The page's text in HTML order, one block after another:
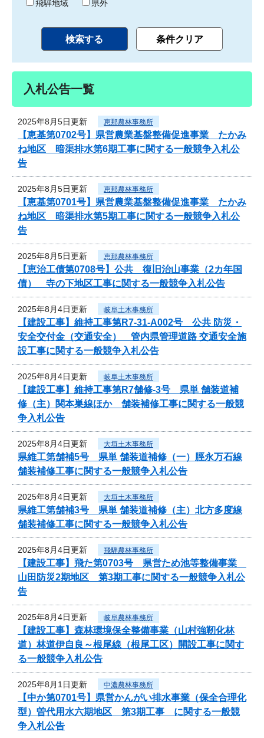
飛騨地域
県外
入札公告一覧
2025年8月5日更新 恵那農林事務所
【恵基第0702号】県営農業基盤整備促進事業 たかみ
ね地区 暗渠排水第6期工事に関する一般競争入札公
告
2025年8月5日更新 恵那農林事務所
【恵基第0701号】県営農業基盤整備促進事業 たかみ
ね地区 暗渠排水第5期工事に関する一般競争入札公
告
2025年8月5日更新 恵那農林事務所
【恵治工債第0708号】公共 復旧治山事業（2カ年国
債） 寺の下地区工事に関する一般競争入札公告
2025年8月4日更新 岐阜土木事務所
【建設工事】維持工事第R7-31-A002号 公共 防災・
安全交付金（交通安全） 管内県管理道路 交通安全施
設工事に関する一般競争入札公告
2025年8月4日更新 岐阜土木事務所
【建設工事】維持工事第R7舗修-3号 県単 舗装道補
修（主）関本巣線ほか 舗装補修工事に関する一般競
争入札公告
2025年8月4日更新 大垣土木事務所
県維工第舗補5号 県単 舗装道補修（一）脛永万石線
舗装補修工事に関する一般競争入札公告
2025年8月4日更新 大垣土木事務所
県維工第舗補3号 県単 舗装道補修（主）北方多度線
舗装補修工事に関する一般競争入札公告
2025年8月4日更新 飛騨農林事務所
【建設工事】飛た第0703号 県営ため池等整備事業
山田防災2期地区 第3期工事に関する一般競争入札公
告
2025年8月4日更新 岐阜農林事務所
【建設工事】森林環境保全整備事業（山村強靭化林
道）林道伊自良～根尾線（根尾工区）開設工事に関す
る一般競争入札公告
2025年8月1日更新 中濃農林事務所
【中か第0701号】県営かんがい排水事業（保全合理化
型）曽代用水六期地区 第3期工事 に関する一般競
争入札公告